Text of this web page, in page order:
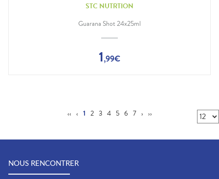
STC NUTRTION
Guarana Shot 24x25ml
1,99€
‹‹ ‹ 1 2 3 4 5 6 7 › ››
NOUS RENCONTRER